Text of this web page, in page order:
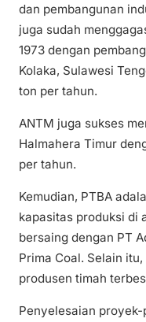
dan pembangunan
juga sudah
1973 dengan
Kolaka, Sulawesi
ton per tahun.
ANTM juga sukses
Halmahera Timur
per tahun.
Kemudian, PTBA
kapasitas produksi di
bersaing dengan PT
Prima Coal. Selain
produsen timah
Penyelesaian